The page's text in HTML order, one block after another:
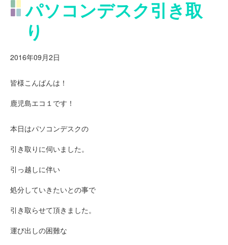
パソコンデスク引き取
り
2016年09月2日
皆様こんばんは！
鹿児島エコ１です！
本日はパソコンデスクの
引き取りに伺いました。
引っ越しに伴い
処分していきたいとの事で
引き取らせて頂きました。
運び出しの困難な